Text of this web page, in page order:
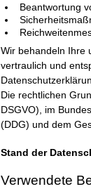
Beantwortung
Wir behandeln Ihre
vertraulich und
Die rechtlichen
DSGVO), im
(DDG) und dem
Stand der
Verwendete